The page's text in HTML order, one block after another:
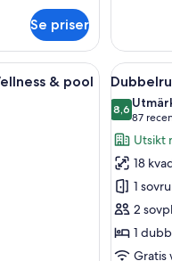
Se priser
dubbelrum
1
kingsize-
säng
(Wellness
&
pool
excluded)
med en duschavdelning
& pool
Öppna
alla
foton
för
(Small
-
&
pool
7
8,68,6 av 10
87
(87
Utsikt
18
1
2
1
Gratis